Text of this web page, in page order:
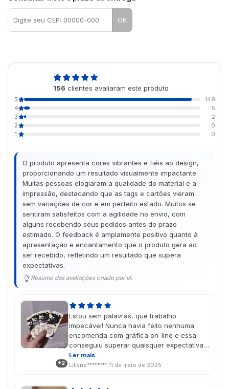
OK
156 clientes avaliaram este produto
5
149
4
5
3
2
2
0
1
0
O produto apresenta cores vibrantes e fiéis ao design,
proporcionando um resultado visualmente impactante.
Muitas pessoas elogiaram a qualidade do material e a
impressão, destacando que as tags e cartões vieram
sem variações de cor e em perfeito estado. Muitos se
sentiram satisfeitos com a agilidade no envio, com
alguns recebendo seus pedidos antes do prazo
estimado. O feedback é amplamente positivo quanto à
apresentação e encantamento que o produto gera ao
ser recebido, refletindo um resultado que supera
expectativas.
Resumo das avaliações criado por IA
+2
Estou sem palavras, que trabalho
impecável! Nunca havia feito nenhuma
encomenda com gráfica on-line e essa
conseguiu superar quaisquer expectativas
que eu tivesse, com certeza irei
encomendar mais produtos no futuro As
Ler mais
Liliane******** 11 de maio de 2025